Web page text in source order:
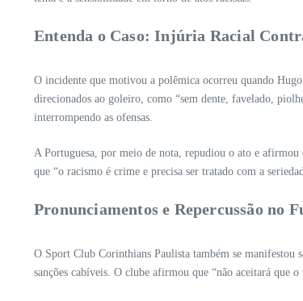
Entenda o Caso: Injúria Racial
O incidente que motivou a polêmica ocorreu quando
direcionados ao goleiro, como “sem dente, favelado,
interrompendo as ofensas.
A Portuguesa, por meio de nota, repudiou o ato e
que “o racismo é crime e precisa ser tratado com a
Pronunciamentos e Repercussão no
O Sport Club Corinthians Paulista também se manifestou
sanções cabíveis. O clube afirmou que “não aceitará que